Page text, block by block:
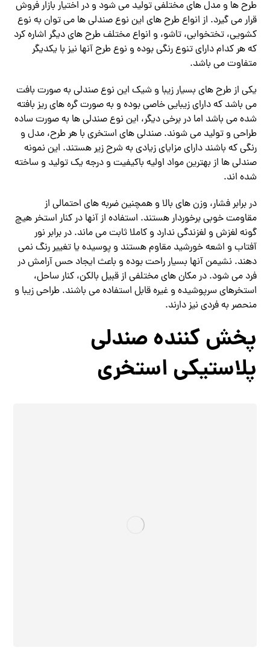
طرح‌ ها و مدل‌ های مختلفی تولید می‌ شود و در اختیار بازار فروش
قرار می گیرد. از انواع طرح ‌های این نوع صندلی‌ ها می‌ توان به نوع
کشویی، تختخوابی، تاشو، و انواع مختلف طرح‌ های دیگر اشاره کرد
که هر کدام دارای تنوع رنگی بوده و نوع طرح آنها نیز با یکدیگر
متفاوت می ‌باشد.
یکی از طرح‌ های بسیار زیبا و شیک این نوع صندلی به صورت بافت
می ‌باشد که دارای زیبایی خاصی بوده و به صورت گره های ریز بافته
شده می باشد اما در برخی دیگر، این نوع صندلی‌ ها به صورت ساده
طراحی و تولید می ‌شوند. صندلی‌ های استخری با هر طرح، مدل و
رنگی که باشند دارای مزایای زیادی به شرح زیر هستند. این نمونه
صندلی‌ ها از بهترین مواد اولیه باکیفیت و درجه یک تولید و ساخته
شده اند.
در برابر فشار، وزن های بالا و همچنین ضربه‌ های احتمالی از
مقاومت خوبی برخوردار هستند. استفاده از آنها در کنار استخر هیچ‌
گونه لغزش و لغزندگی ندارد و کاملا ثابت می ماند. در برابر نور
آفتاب و اشعه خورشید مقاوم هستند و پوسیده یا تغییر رنگ نمی
‌دهند. نشیمن آنها بسیار راحت بوده و باعث ایجاد حس آرامش در
فرد می شود. در مکان‌ های مختلفی از قبیل بالکن، کنار ساحل،
استخرهای سرپوشیده و غیره قابل استفاده می‌ باشند. طراحی زیبا و
منحصر به‌ فردی نیز دارند.
پخش کننده صندلی
پلاستیکی استخری